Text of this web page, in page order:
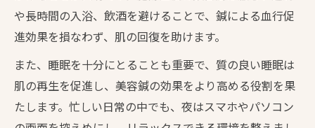
や長時間の入浴、飲酒を避けることで、鍼による血行促
進効果を損なわず、肌の回復を助けます。
また、睡眠を十分にとることも重要で、質の良い睡眠は
肌の再生を促進し、美容鍼の効果をより高める役割を果
たします。忙しい日常の中でも、夜はスマホやパソコン